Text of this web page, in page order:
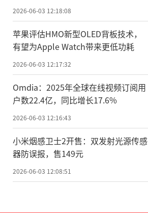
2026-06-03 12:18:08
苹果评估HMO新型OLED背板技术，
有望为Apple Watch带来更低功耗
2026-06-03 12:17:32
Omdia：2025年全球在线视频订阅用
户数22.4亿，同比增长17.6%
2026-06-03 12:16:43
小米烟感卫士2开售：双发射光源传感
器防误报，售149元
2026-06-03 12:08:51